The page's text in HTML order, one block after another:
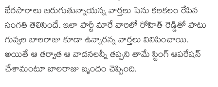
బేరసారాలు జరుగుతున్నాయన్న వార్తలు పెను కలకలం రేపిన
సంగతి తెలిసిందే. ఇలా పార్టీ మారే వారిలో రోహిత్ రెడ్డితో పాటు
గువ్వల బాలరాజు కూడా ఉన్నారన్న వార్తలు వినిపించాయి.
అయితే ఆ తర్వాత ఆ వాదనలన్నీ తప్పని తామే స్టింగ్ ఆపరేషన్
చేశామంటూ బాలరాజు బృందం చెప్పింది.